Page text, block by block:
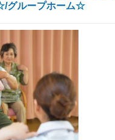
グループホーム☆